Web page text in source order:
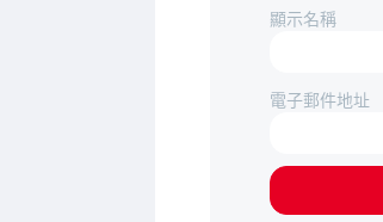
顯示名稱
電子郵件地址